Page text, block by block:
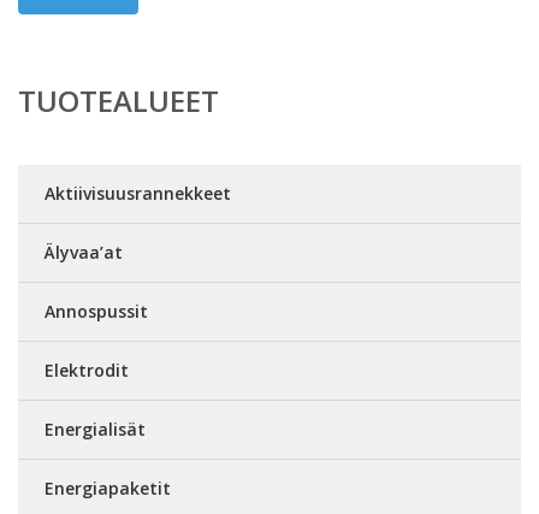
TUOTEALUEET
Aktiivisuusrannekkeet
Älyvaa’at
Annospussit
Elektrodit
Energialisät
Energiapaketit